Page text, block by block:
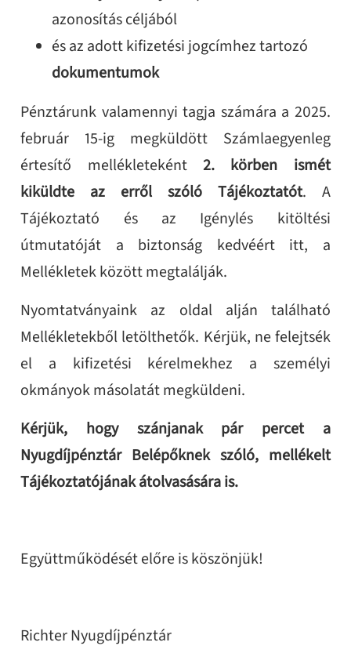
azonosítás céljából
és az adott kifizetési jogcímhez tartozó
dokumentumok
Pénztárunk valamennyi tagja számára a 2025.
február 15-ig megküldött Számlaegyenleg
értesítő mellékleteként 2. körben ismét
kiküldte az erről szóló Tájékoztatót. A
Tájékoztató és az Igénylés kitöltési
útmutatóját a biztonság kedvéért itt, a
Mellékletek között megtalálják.
Nyomtatványaink az oldal alján található
Mellékletekből letölthetők. Kérjük, ne felejtsék
el a kifizetési kérelmekhez a személyi
okmányok másolatát megküldeni.
Kérjük, hogy szánjanak pár percet a
Nyugdíjpénztár Belépőknek szóló, mellékelt
Tájékoztatójának átolvasására is.
Együttműködését előre is köszönjük!
Richter Nyugdíjpénztár